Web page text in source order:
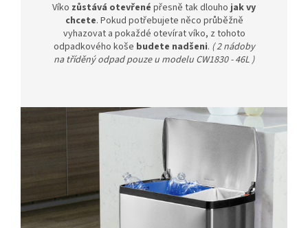
Víko zůstává otevřené přesně tak dlouhojak vy
chcete. Pokud potřebujete něco průběžně
vyhazovat a pokaždé otevírat víko, z tohoto
odpadkového koše budete nadšeni. ( 2 nádoby
na tříděný odpad pouze u modelu CW1830 - 46L )